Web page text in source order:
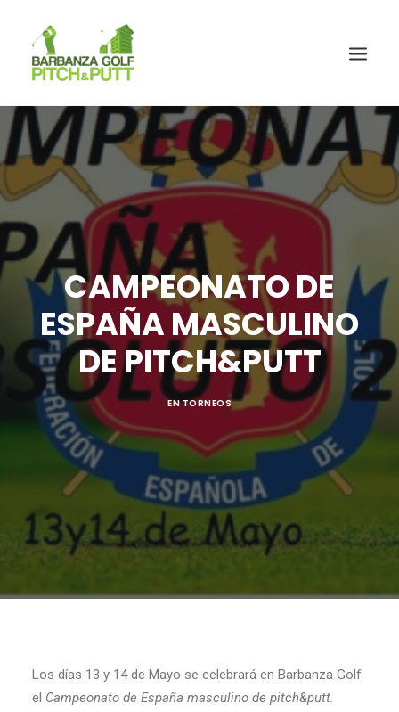
CAMPEONATO DE
ESPAÑA MASCULINO
DE PITCH&PUTT
ENTORNEOS
Los días 13 y 14 de Mayo se celebrará en Barbanza Golf
el Campeonato de España masculino de pitch&putt.